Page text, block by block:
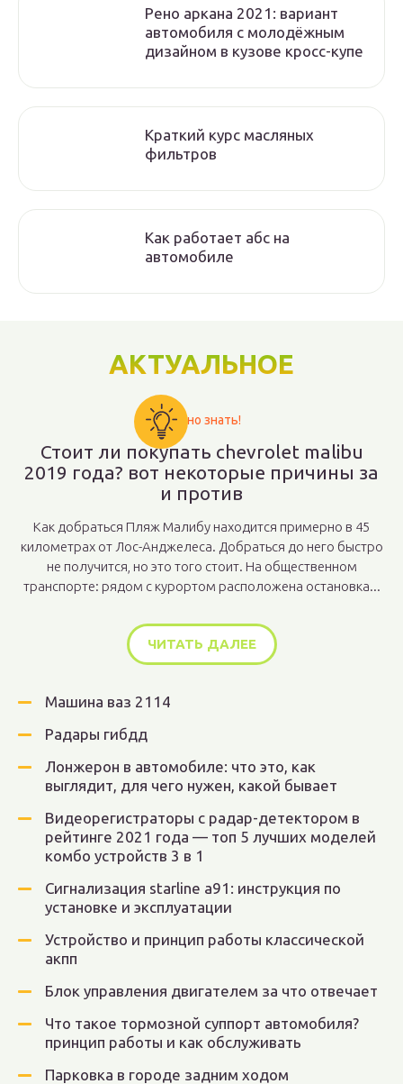
Рено аркана 2021: вариант
автомобиля с молодёжным
дизайном в кузове кросс-купе
Краткий курс масляных
фильтров
Как работает абс на
автомобиле
АКТУАЛЬНОЕ
Важно знать!
Стоит ли покупать chevrolet malibu
2019 года? вот некоторые причины за
и против
Как добраться Пляж Малибу находится примерно в 45
километрах от Лос-Анджелеса. Добраться до него быстро
не получится, но это того стоит. На общественном
транспорте: рядом с курортом расположена остановка...
ЧИТАТЬ ДАЛЕЕ
Машина ваз 2114
Радары гибдд
Лонжерон в автомобиле: что это, как
выглядит, для чего нужен, какой бывает
Видеорегистраторы с радар-детектором в
рейтинге 2021 года — топ 5 лучших моделей
комбо устройств 3 в 1
Сигнализация starline а91: инструкция по
установке и эксплуатации
Устройство и принцип работы классической
акпп
Блок управления двигателем за что отвечает
Что такое тормозной суппорт автомобиля?
принцип работы и как обслуживать
Парковка в городе задним ходом